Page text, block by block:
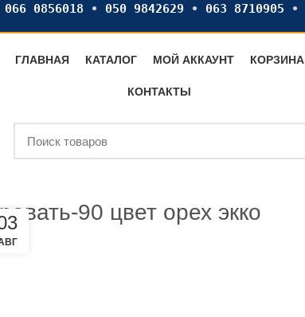
066 0856018 • 050 9842629 • 063 8710905 •
ГЛАВНАЯ КАТАЛОГ МОЙ АККАУНТ КОРЗИНА
КОНТАКТЫ
90 цвет орех экко